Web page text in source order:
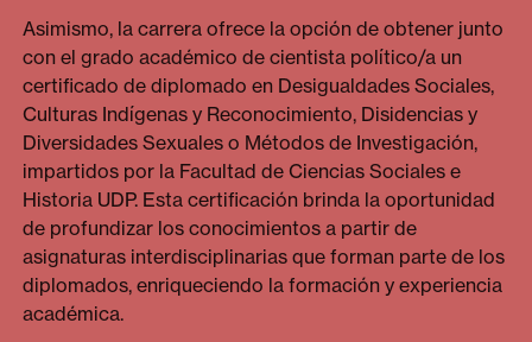
Asimismo, la carrera ofrece la opción de obtener junto
con el grado académico de cientista político/a un
certificado de diplomado en Desigualdades Sociales,
Culturas Indígenas y Reconocimiento, Disidencias y
Diversidades Sexuales o Métodos de Investigación,
impartidos por la Facultad de Ciencias Sociales e
Historia UDP. Esta certificación brinda la oportunidad
de profundizar los conocimientos a partir de
asignaturas interdisciplinarias que forman parte de los
diplomados, enriqueciendo la formación y experiencia
académica.